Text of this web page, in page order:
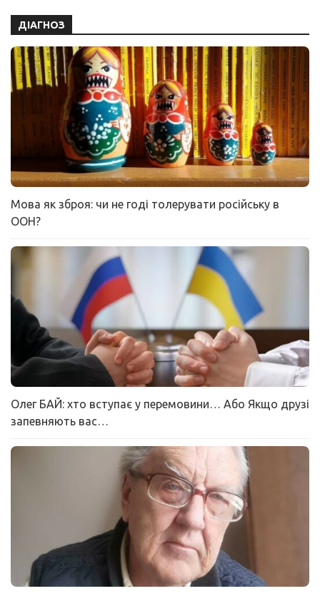
ДІАГНОЗ
Мова як зброя: чи не годі толерувати російську в
ООН?
Олег БАЙ: хто вступає у перемовини… Або Якщо друзі
запевняють вас…